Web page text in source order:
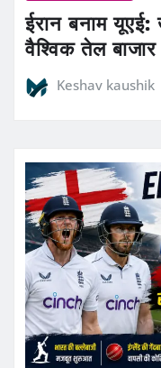
ईरान बनाम
वैश्विक तेल
Keshav kaushik